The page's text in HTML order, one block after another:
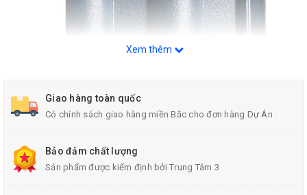
Xem thêm
Giao hàng toàn quốc
Có chính sách giao hàng miền Bắc cho đơn hàng Dự Án
Bảo đảm chất lượng
Sản phẩm được kiểm định bởi Trung Tâm 3